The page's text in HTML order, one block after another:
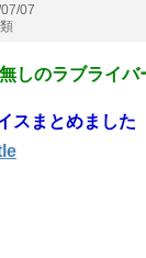
07
しのラブライバ
スまとめました